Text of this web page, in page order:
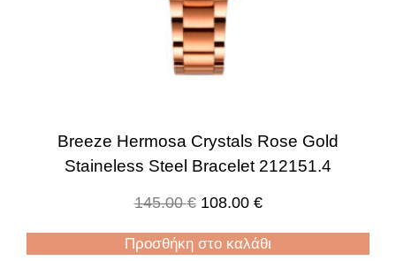
Breeze Hermosa Crystals Rose Gold
Staineless Steel Bracelet 212151.4
145.00€ 108.00 €
Προσθήκη στο καλάθι